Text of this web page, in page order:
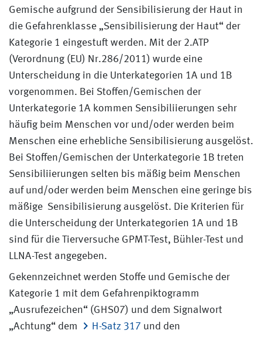
Gemische aufgrund der Sensibilisierung der Haut in
die Gefahrenklasse „Sensibilisierung der Haut“ der
Kategorie 1 eingestuft werden. Mit der 2.ATP
(Verordnung (EU) Nr.286/2011) wurde eine
Unterscheidung in die Unterkategorien 1A und 1B
vorgenommen. Bei Stoffen/Gemischen der
Unterkategorie 1A kommen Sensibiliierungen sehr
häufig beim Menschen vor und/oder werden beim
Menschen eine erhebliche Sensibilisierung ausgelöst.
Bei Stoffen/Gemischen der Unterkategorie 1B treten
Sensibiliierungen selten bis mäßig beim Menschen
auf und/oder werden beim Menschen eine geringe bis
mäßige Sensibilisierung ausgelöst. Die Kriterien für
die Unterscheidung der Unterkategorien 1A und 1B
sind für die Tierversuche GPMT-Test, Bühler-Test und
LLNA-Test angegeben.
Gekennzeichnet werden Stoffe und Gemische der
Kategorie 1 mit dem Gefahrenpiktogramm
„Ausrufezeichen“ (GHS07) und dem Signalwort
„Achtung“ dem
H-Satz 317 und den